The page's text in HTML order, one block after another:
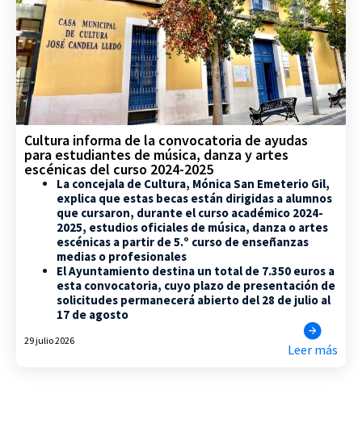
Cultura informa de la convocatoria de ayudas
para estudiantes de música, danza y artes
escénicas del curso 2024-2025
La concejala de Cultura, Mónica San Emeterio Gil,
explica que estas becas están dirigidas a alumnos
que cursaron, durante el curso académico 2024-
2025, estudios oficiales de música, danza o artes
escénicas a partir de 5.º curso de enseñanzas
medias o profesionales
El Ayuntamiento destina un total de 7.350 euros a
esta convocatoria, cuyo plazo de presentación de
solicitudes permanecerá abierto del 28 de julio al
17 de agosto
29 julio 2026
Leer más